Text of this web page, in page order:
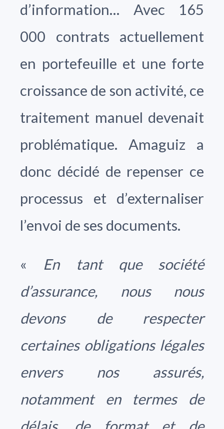
d’information… Avec 165
000 contrats actuellement
en portefeuille et une forte
croissance de son activité, ce
traitement manuel devenait
problématique. Amaguiz a
donc décidé de repenser ce
processus et d’externaliser
l’envoi de ses documents.
« En tant que société
d’assurance, nous nous
devons de respecter
certaines obligations légales
envers nos assurés,
notamment en termes de